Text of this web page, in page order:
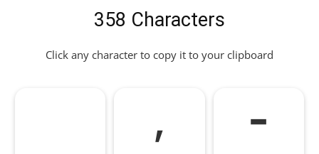
358 Characters
Click any character to copy it to your clipboard
, -